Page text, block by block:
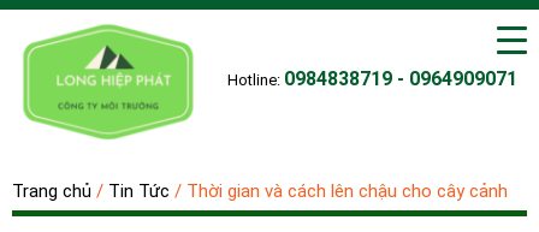
Hotline: 0984838719 - 0964909071
Trang chủ / Tin Tức / Thời gian và cách lên chậu cho cây cảnh